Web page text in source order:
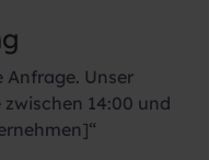
Anfrage. Unser
14:00 und